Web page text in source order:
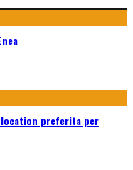
location preferita per